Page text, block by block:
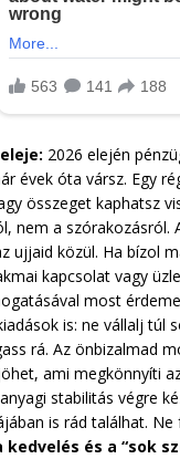
2026 elején
évek óta vársz. Egy
összeget kaphatsz
nem a szórakozásról.
ujjaid közül. Ha bízol
kapcsolat vagy
most
is: ne vállalj túl
rá. Az önbizalmad
ami megkönnyíti
stabilitás végre
is rád találhat.
kedvelés és a “sok